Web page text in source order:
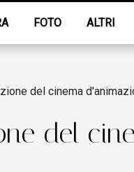
FOTO ALTRI
del cinema
del